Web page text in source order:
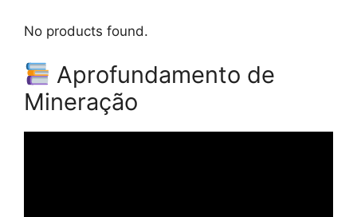
No products found.
Aprofundamento de
Mineração